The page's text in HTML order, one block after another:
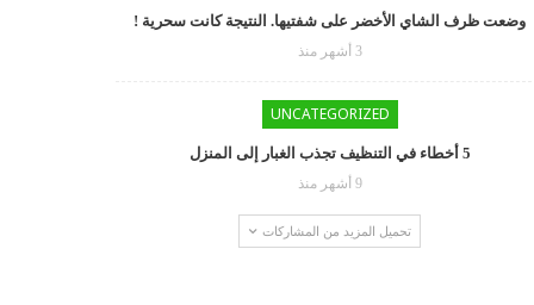
وضعت ظرف الشاي الأخضر على شفتيها. النتيجة كانت سحرية !
3 أشهر منذ
UNCATEGORIZED
5 أخطاء في التنظيف تجذب الغبار إلى المنزل
9 أشهر منذ
تحميل المزيد من المشاركات